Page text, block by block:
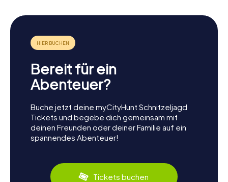
Bereit für ein
Abenteuer?
Buche jetzt deine myCityHunt Schnitzeljagd
Tickets und begebe dich gemeinsam mit
deinen Freunden oder deiner Familie auf ein
spannendes Abenteuer!
Tickets buchen